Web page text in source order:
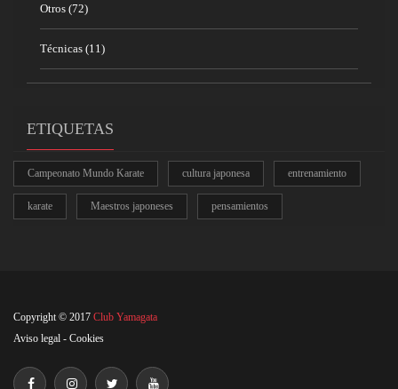
Otros (72)
Técnicas (11)
ETIQUETAS
Campeonato Mundo Karate cultura japonesa entrenamiento
karate Maestros japoneses pensamientos
Copyright © 2017 Club Yamagata
Aviso legal - Cookies